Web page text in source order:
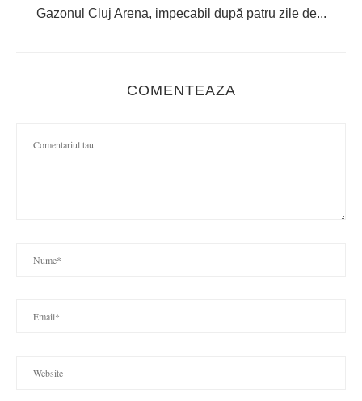
Gazonul Cluj Arena, impecabil după patru zile de...
COMENTEAZA